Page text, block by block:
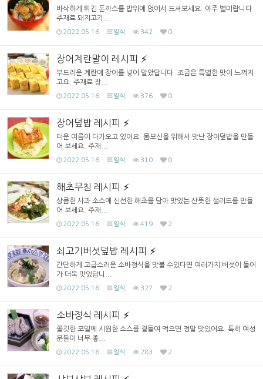
바삭하게 튀긴 돈까스를 밥위에 얹어서 드셔보세요. 아주 별미랍니다.
주재료 돼지고기...
2022.05.16 일식 342 0
장어계란말이 레시피
부드러운 계란에 장어를 넣어 말았답니다. 조금은 특별한 맛이 느껴지
고요. 주재료 장...
2022.05.16 일식 376 0
장어덮밥 레시피
더운 여름이 다가오고 있어요. 몸보신을 위해서 맛난 장어덮밥을 만들
어 보세요. 주재...
2022.05.16 일식 310 0
해초무침 레시피
상큼한 사과 소스에 신선한 해초를 담아 맛있는 산뜻한 샐러드를 만들
어 보세요. 주재...
2022.05.16 일식 419 2
쇠고기버섯덮밥 레시피
간단하게 고급스러운 소바정식을 맛볼 수있다면 여러가지 버섯이 들어
가 더욱 맛있답니...
2022.05.16 일식 327 2
소바정식 레시피
쫄깃한 모밀에 시원한 소스를 곁들여 먹으면 정말 맛있어요. 특히 여성
분들이 너무 좋...
2022.05.16 일식 283 2